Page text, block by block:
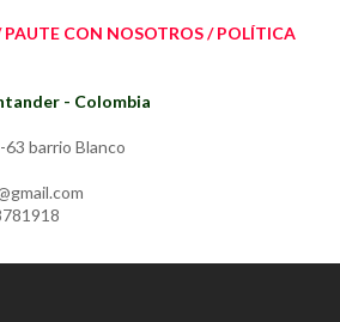
PAUTE CON NOSOTROS / POLÍTICA
- Colombia
barrio Blanco